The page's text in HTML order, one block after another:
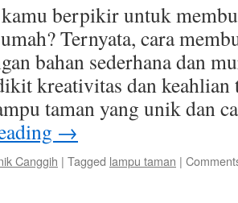
berpikir untuk
Ternyata, cara
bahan sederhana dan
kreativitas dan keahlian
taman yang unik dan
→
Canggih | Tagged lampu taman |